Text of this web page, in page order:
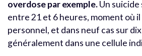
overdose par exemple.Un suicide
entre 21 et 6 heures, moment où il
personnel, et dans neuf cas sur
généralement dans une cellule